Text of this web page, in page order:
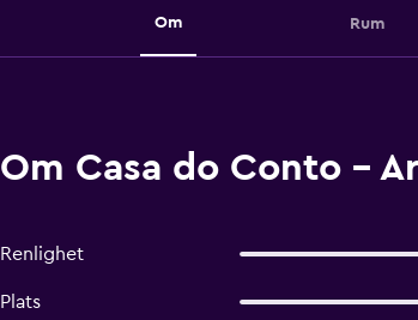
Om Rum
Om Casa do Conto -
Renlighet
Plats